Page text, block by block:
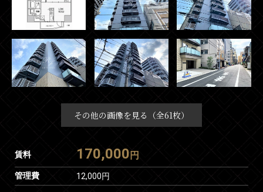
その他の画像を見る（全61枚）
賃料 170,000 円
管理費 12,000円